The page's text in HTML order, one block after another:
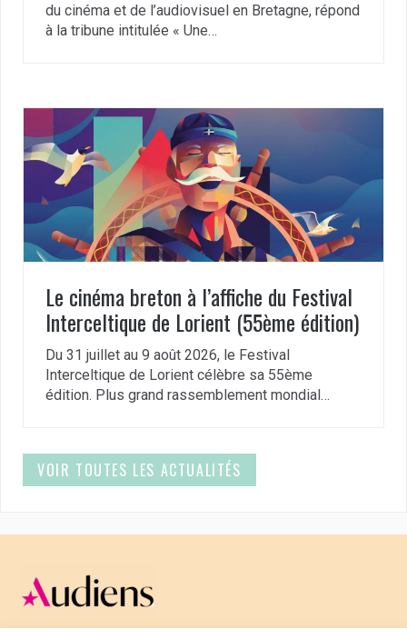
du cinéma et de l’audiovisuel en Bretagne, répond
à la tribune intitulée « Une…
Le cinéma breton à l’affiche du Festival
Interceltique de Lorient (55ème édition)
Du 31 juillet au 9 août 2026, le Festival
Interceltique de Lorient célèbre sa 55ème
édition. Plus grand rassemblement mondial…
VOIR TOUTES LES ACTUALITÉS